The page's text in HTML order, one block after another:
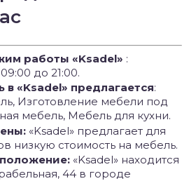
работы «Ksadel» :
до 21:00.
в «Ksadel» предлагается:
Изготовление мебели под
мебель, Мебель для кухни.
«Ksadel» предлагает для
низкую стоимость на мебель.
«Ksadel» находится
44 в городе